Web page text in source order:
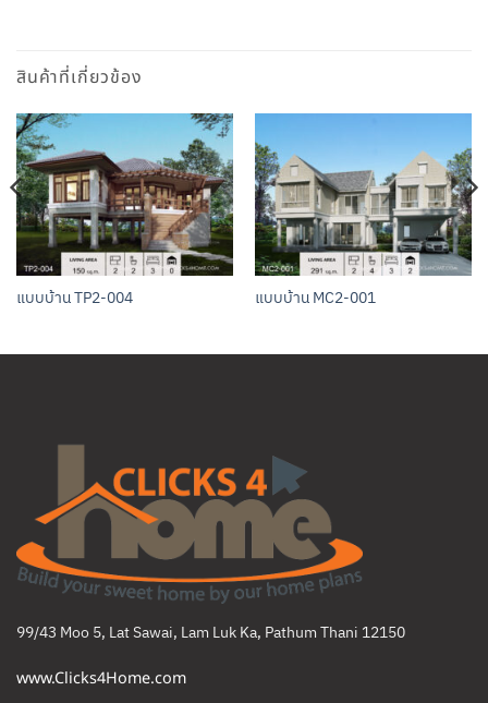
สินค้าที่เกี่ยวข้อง
แบบบ้าน TP2-004 แบบบ้าน MC2-001
99/43 Moo 5, Lat Sawai, Lam Luk Ka, Pathum Thani 12150
www.Clicks4Home.com